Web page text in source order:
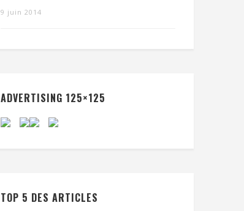
9 juin 2014
ADVERTISING 125×125
TOP 5 DES ARTICLES